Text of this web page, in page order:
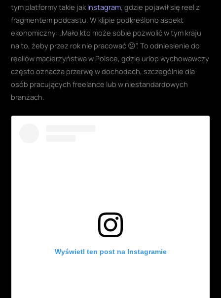
tym platformy takie jak Instagram, gdzie pojawił się reel z
fragmentem podcastu. W klipie podkreślono aspekt
ekonomiczny: „Mało kto może sobie pozwolić w tym kraju
na to, żeby przez rok nie pracować 😕”. To odniesienie do
realiów macierzyństwa w Polsce, gdzie urlop wychowawczy
często oznacza przerwę w dochodach, szczególnie dla
osób pracujących freelance lub w niestandardowych
branżach.
Wyświetl ten post na Instagramie